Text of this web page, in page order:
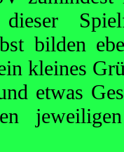
bilden
kleines
etwas